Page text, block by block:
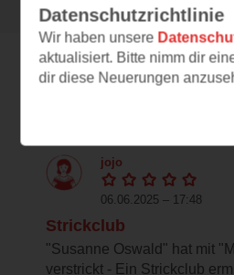
jojo
06.06.2025 – 17:48
Strickclub
"Susanne Oswald" hat mit
verstrickt - Ein Strickclub
Datenschutzrichtlinie
Wir haben unsere
aktualisiert. Bitte nimm dir
dir diese Neuerungen